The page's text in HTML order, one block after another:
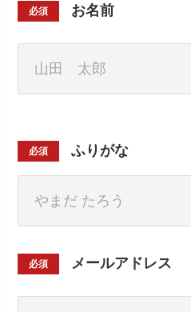
必須 お名前
必須 ふりがな
必須 メールアドレス